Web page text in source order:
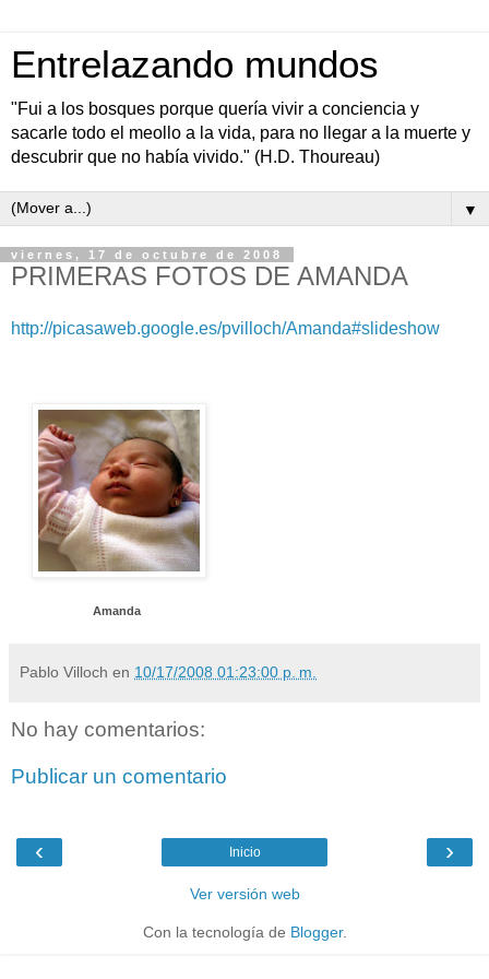
Entrelazando mundos
"Fui a los bosques porque quería vivir a conciencia y
sacarle todo el meollo a la vida, para no llegar a la muerte y
descubrir que no había vivido." (H.D. Thoureau)
▼
viernes, 17 de octubre de 2008
PRIMERAS FOTOS DE AMANDA
http://picasaweb.google.es/pvilloch/Amanda#slideshow
Amanda
Pablo Villoch en 10/17/2008 01:23:00 p. m.
No hay comentarios:
Publicar un comentario
‹ ›
Inicio
Ver versión web
Con la tecnología de Blogger.